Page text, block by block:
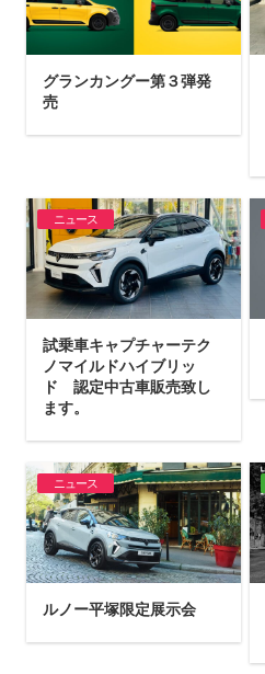
グランカングー第３弾発
売
ニュース
試乗車キャプチャーテク
ノマイルドハイブリッ
ド 認定中古車販売致し
ます。
ニュース
ルノー平塚限定展示会